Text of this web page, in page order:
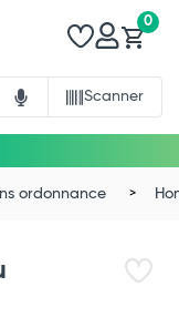
Scanner
0
ordonnance